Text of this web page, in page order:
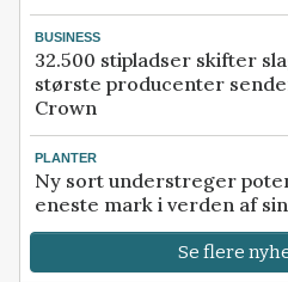
BUSINESS
32.500 stipladser skifter
største producenter
Crown
PLANTER
Ny sort understreger
eneste mark i verden af
Se flere